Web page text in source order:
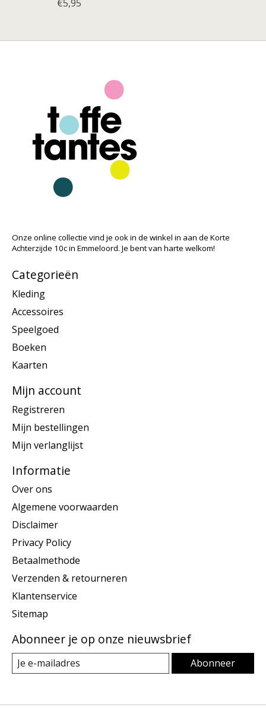
€5,95
Onze online collectie vind je ook in de winkel in aan de Korte
Achterzijde 10c in Emmeloord. Je bent van harte welkom!
Categorieën
Kleding
Accessoires
Speelgoed
Boeken
Kaarten
Mijn account
Registreren
Mijn bestellingen
Mijn verlanglijst
Informatie
Over ons
Algemene voorwaarden
Disclaimer
Privacy Policy
Betaalmethode
Verzenden & retourneren
Klantenservice
Sitemap
Abonneer je op onze nieuwsbrief
Abonneer